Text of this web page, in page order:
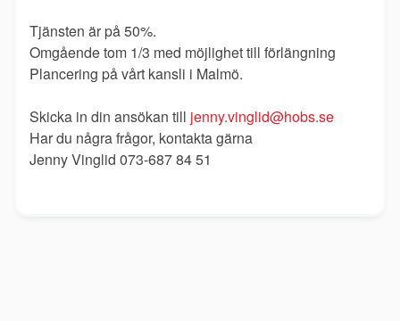
Tjänsten är på 50%.
Omgående tom 1/3 med möjlighet till förlängning
Plancering på vårt kansli i Malmö.
Skicka in din ansökan till jenny.vinglid@hobs.se
Har du några frågor, kontakta gärna
Jenny Vinglid 073-687 84 51